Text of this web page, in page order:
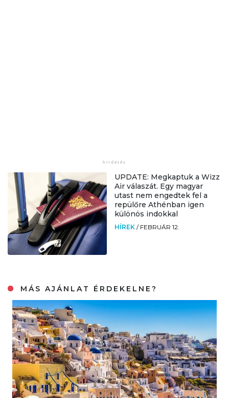
UPDATE: Megkaptuk a Wizz
Air válaszát. Egy magyar
utast nem engedtek fel a
repülőre Athénban igen
különös indokkal
HÍREK / FEBRUÁR 12.
MÁS AJÁNLAT ÉRDEKELNE?